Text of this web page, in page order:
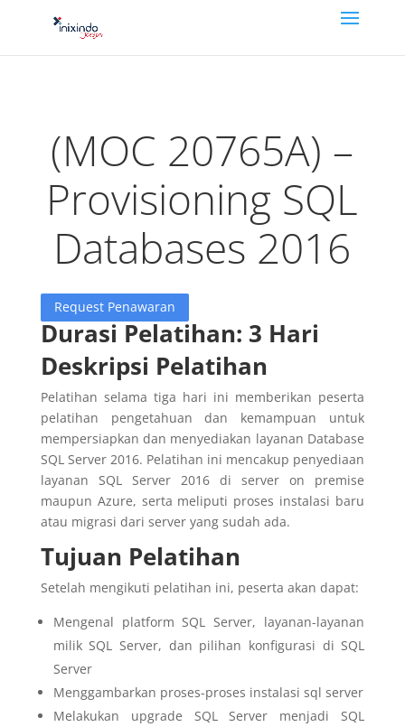
(MOC 20765A) –
Provisioning SQL
Databases 2016
Request Penawaran
Durasi Pelatihan: 3 Hari
Deskripsi Pelatihan
Pelatihan selama tiga hari ini memberikan peserta
pelatihan pengetahuan dan kemampuan untuk
mempersiapkan dan menyediakan layanan Database
SQL Server 2016. Pelatihan ini mencakup penyediaan
layanan SQL Server 2016 di server on premise
maupun Azure, serta meliputi proses instalasi baru
atau migrasi dari server yang sudah ada.
Tujuan Pelatihan
Setelah mengikuti pelatihan ini, peserta akan dapat:
Mengenal platform SQL Server, layanan-layanan
milik SQL Server, dan pilihan konfigurasi di SQL
Server
Menggambarkan proses-proses instalasi sql server
Melakukan upgrade SQL Server menjadi SQL